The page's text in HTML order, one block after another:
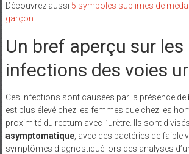
Découvrez aussi 5 symboles sublimes de
garçon
Un bref aperçu sur les
infections des voies
Ces infections sont causées par la présence de
est plus élevé chez les femmes que chez les
proximité du rectum avec l’urètre. Ils sont
asymptomatique, avec des bactéries de faible
symptômes diagnostiqué lors des analyses